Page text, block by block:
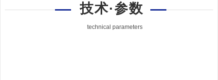
技术·参数
technical parameters